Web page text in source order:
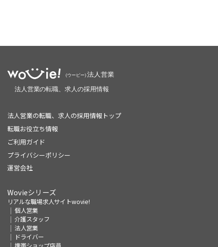
法人営業の転職、求人の採用情報トップ
転職お役立ち情報
ご利用ガイド
プライバシーポリシー
運営会社
Wovieシリーズ
リアルな職場求人サイトwovie!
個人営業
介護スタッフ
法人営業
ドライバー